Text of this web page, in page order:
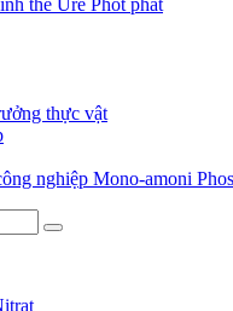
thể Urê Phốt phát
thực vật
nghiệp Mono-amoni